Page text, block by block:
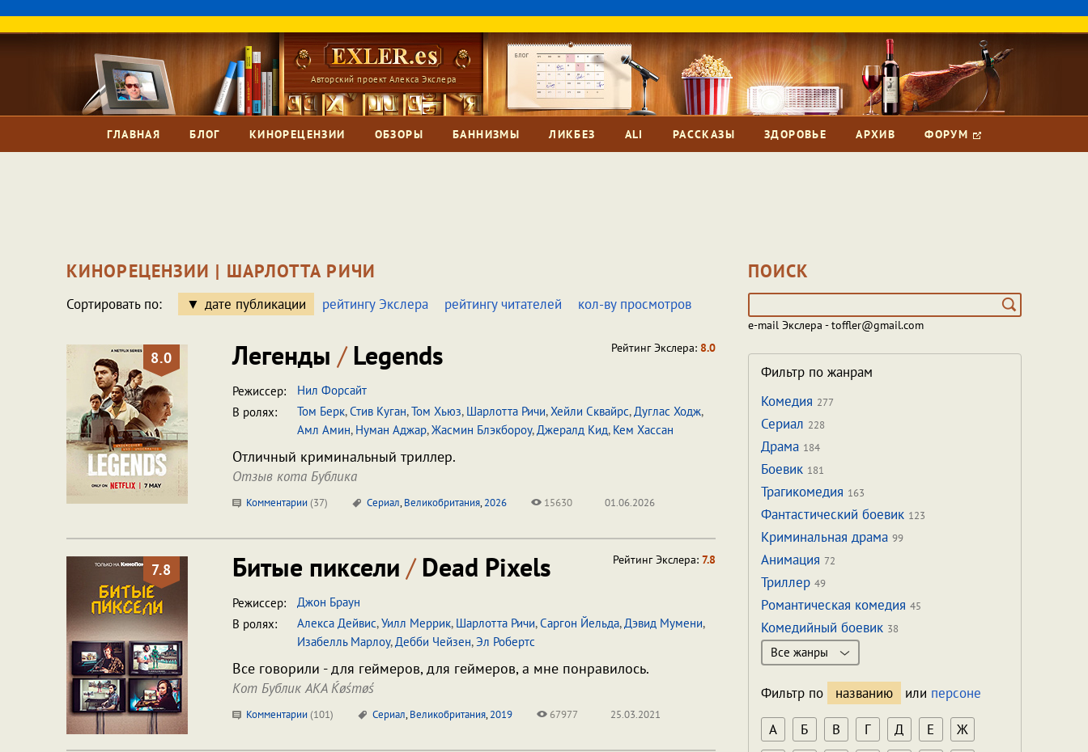
Авторский проект Алекса Экслера
ГЛАВНАЯ БЛОГ КИНОРЕЦЕНЗИИ ОБЗОРЫ БАННИЗМЫ ЛИКБЕЗ ALI РАССКАЗЫ ЗДОРОВЬЕ АРХИВ ФОРУМ
КИНОРЕЦЕНЗИИ | ШАРЛОТТА РИЧИ
Сортировать по: дате публикации рейтингу Экслера рейтингу читателей кол-ву просмотров
8.0 Легенды /Legends Рейтинг Экслера: 8.0
Режиссер:
Нил Форсайт
В ролях:
Том Берк,Стив Куган,Том Хьюз, Шарлотта Ричи,Хейли Сквайрс,Дуглас Ходж,
Амл Амин, Нуман Аджар,Жасмин Блэкбороу,Джералд Кид, Кем Хассан
Отличный криминальный триллер.
Отзыв кота Бублика
Комментарии (37) Сериал,Великобритания,2026 15630 01.06.2026
7.8 Битые пиксели /Dead Pixels Рейтинг Экслера: 7.8
Режиссер:
Джон Браун
В ролях:
Алекса Дейвис,Уилл Меррик, Шарлотта Ричи,Саргон Йельда,Дэвид Мумени,
Изабелль Марлоу,Дебби Чейзен,Эл Робертс
Все говорили - для геймеров, для геймеров, а мне понравилось.
Кот Бублик AKA Ќøśmøś
Комментарии (101) Сериал,Великобритания,2019 67977 25.03.2021
ПОИСК
e-mail Экслера - toffler@gmail.com
Фильтр по жанрам
Комедия 277
Сериал 228
Драма 184
Боевик 181
Трагикомедия 163
Фантастический боевик 123
Криминальная драма 99
Анимация 72
Триллер 49
Романтическая комедия 45
Комедийный боевик 38
Все жанры
Фильтр по названию или персоне
А Б В Г Д Е
Ж